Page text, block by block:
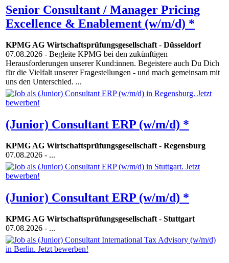
Senior Consultant / Manager Pricing
Excellence & Enablement (w/m/d) *
KPMG AG Wirtschaftsprüfungsgesellschaft- Düsseldorf
07.08.2026 - Begleite KPMG bei den zukünftigen
Herausforderungen unserer Kund:innen. Begeistere auch Du Dich
für die Vielfalt unserer Fragestellungen - und mach gemeinsam mit
uns den Unterschied. ...
(Junior) Consultant ERP (w/m/d) *
KPMG AG Wirtschaftsprüfungsgesellschaft- Regensburg
07.08.2026 - ...
(Junior) Consultant ERP (w/m/d) *
KPMG AG Wirtschaftsprüfungsgesellschaft- Stuttgart
07.08.2026 - ...